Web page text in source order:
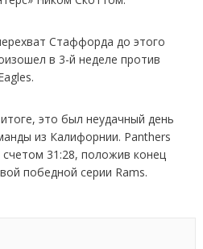
Стаффорда до этого
в 3-й неделе против
это был неудачный день
из Калифорнии. Panthers
счетом 31:28, положив конец
победной серии Rams.